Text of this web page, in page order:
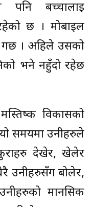
बच्चालाई
छ । मोबाइल
। अहिले उसको
भने नहुँदो रहेछ
विकासको
यो समयमा उनीहरुले
देखेर, खेलेर
उनीहरुसँग बोलेर,
मानसिक